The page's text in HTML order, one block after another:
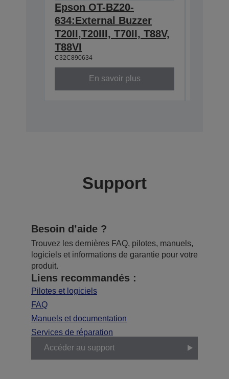
Epson OT-BZ20-
634:External Buzzer
T20II,T20III, T70II, T88V,
T88VI
C32C890634
En savoir plus
Support
Besoin d’aide ?
Trouvez les dernières FAQ, pilotes, manuels,
logiciels et informations de garantie pour votre
produit.
Liens recommandés :
Pilotes et logiciels
FAQ
Manuels et documentation
Services de réparation
Accéder au support